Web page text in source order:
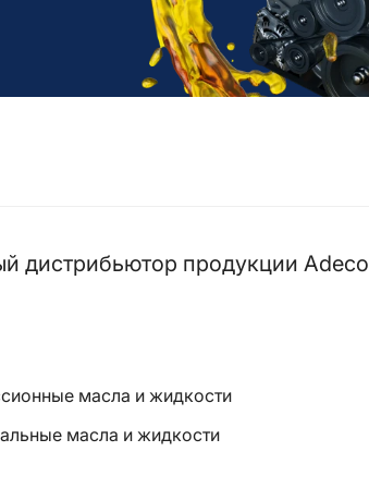
дистрибьютор продукции Adeco
масла и жидкости
масла и жидкости